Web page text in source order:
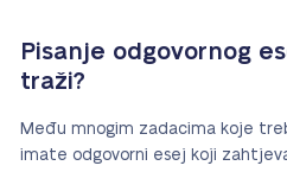
Pisanje odgovornog
traži?
Među mnogim zadacima koje
imate odgovorni esej koji